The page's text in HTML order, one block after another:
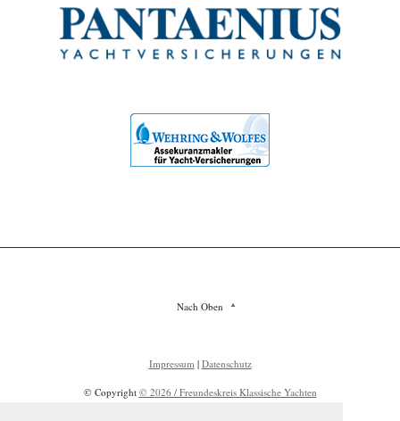
Nach Oben
Impressum | Datenschutz
© Copyright © 2026 / Freundeskreis Klassische Yachten